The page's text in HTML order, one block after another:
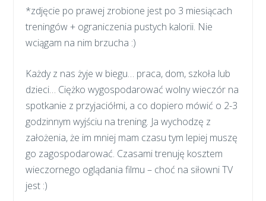
*zdjęcie po prawej zrobione jest po 3 miesiącach
treningów + ograniczenia pustych kalorii. Nie
wciągam na nim brzucha :)
Każdy z nas żyje w biegu… praca, dom, szkoła lub
dzieci… Ciężko wygospodarować wolny wieczór na
spotkanie z przyjaciółmi, a co dopiero mówić o 2-3
godzinnym wyjściu na trening. Ja wychodzę z
założenia, że im mniej mam czasu tym lepiej muszę
go zagospodarować. Czasami trenuję kosztem
wieczornego oglądania filmu – choć na siłowni TV
jest :)